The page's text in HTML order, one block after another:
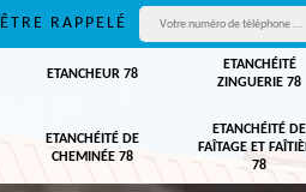
ÊTRE RAPPELÉ
ETANCHEUR 78
ETANCHÉITÉ
ZINGUERIE 78
ETANCHÉITÉ DE
CHEMINÉE 78
ETANCHÉITÉ DE
FAÎTAGE ET
78